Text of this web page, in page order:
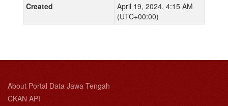
Created
April 19, 2024, 4:15 AM
(UTC+00:00)
About Portal Data Jawa Tengah
CKAN API